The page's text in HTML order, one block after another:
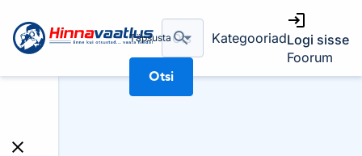
Täpsusta
Otsi
KategooriadLogi sisse
Foorum